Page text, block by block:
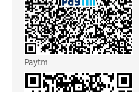
Paytm